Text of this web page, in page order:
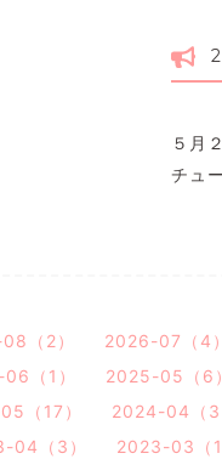
５月
チュ
（2） 2026-07（4）
（1）
2025-05（6）
（17）
2024-04（3
04（3）
2023-03（1